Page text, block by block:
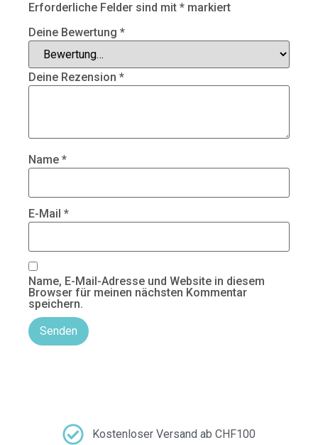
Erforderliche Felder sind mit * markiert
Deine Bewertung *
Deine Rezension *
Name *
E-Mail *
Name, E-Mail-Adresse und Website in diesem
Browser für meinen nächsten Kommentar
speichern.
Kostenloser Versand ab CHF100